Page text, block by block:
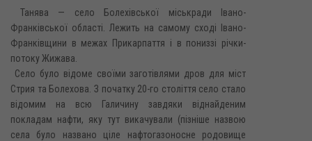
Танява — село Болехівської міськради Івано-
Франківської області. Лежить на самому сході Івано-
Франківщини в межах Прикарпаття і в пониззі річки-
потоку Жижава.
Село було відоме своїми заготівлями дров для міст
Стрия та Болехова. З початку 20-го століття село стало
відомим на всю Галичину завдяки віднайденим
покладам нафти, яку тут викачували (пізніше назвою
села було названо ціле нафтогазоносне родовище